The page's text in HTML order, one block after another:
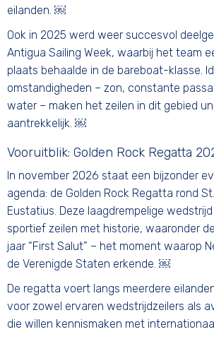
eilanden. ￼
Ook in 2025 werd weer succesvol
Antigua Sailing Week, waarbij het team
plaats behaalde in de bareboat-klasse.
omstandigheden – zon, constante
water – maken het zeilen in dit gebied
aantrekkelijk. ￼
Vooruitblik: Golden Rock Regatta
In november 2026 staat een bijzonder
agenda: de Golden Rock Regatta rond
Eustatius. Deze laagdrempelige
sportief zeilen met historie, waaronder
jaar “First Salut” – het moment waarop
de Verenigde Staten erkende. ￼
De regatta voert langs meerdere
voor zowel ervaren wedstrijdzeilers als
die willen kennismaken met